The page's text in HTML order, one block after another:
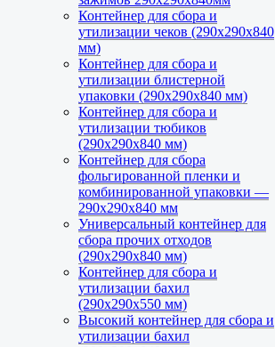
Контейнер для сбора и
утилизации чеков (290х290х840
мм)
Контейнер для сбора и
утилизации блистерной
упаковки (290х290х840 мм)
Контейнер для сбора и
утилизации тюбиков
(290х290х840 мм)
Контейнер для сбора
фольгированной пленки и
комбинированной упаковки —
290х290х840 мм
Универсальный контейнер для
сбора прочих отходов
(290х290х840 мм)
Контейнер для сбора и
утилизации бахил
(290х290х550 мм)
Высокий контейнер для сбора и
утилизации бахил